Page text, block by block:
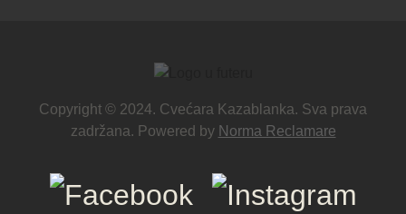
Copyright © 2024. Cvećara Kazablanka. Sva prava
zadržana. Powered by Norma Reclamare